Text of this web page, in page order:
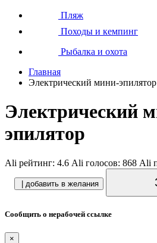
Пляж
Походы и кемпинг
Рыбалка и охота
Главная
Электрический мини-эпилятор
Электрический
эпилятор
Ali рейтинг: 4.6 Ali голосов: 868 Ali
| добавить в желания
Сообщить о нерабочей ссылке
×